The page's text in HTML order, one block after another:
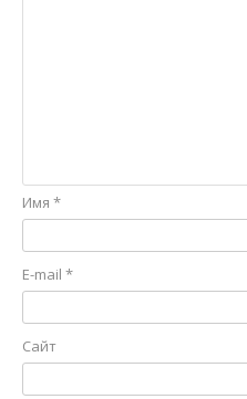
Имя *
E-mail *
Сайт